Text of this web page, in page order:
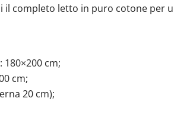
il completo letto in puro cotone
180×200 cm;
cm;
20 cm);